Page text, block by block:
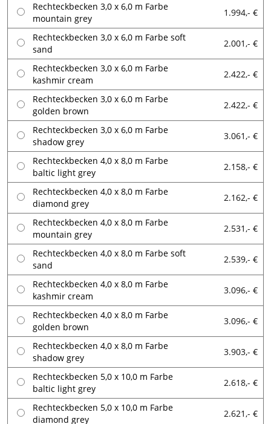
Rechteckbecken 3,0 x 6,0 m Farbe
mountain grey
1.994,- €
Rechteckbecken 3,0 x 6,0 m Farbe soft
sand
2.001,- €
Rechteckbecken 3,0 x 6,0 m Farbe
kashmir cream
2.422,- €
Rechteckbecken 3,0 x 6,0 m Farbe
golden brown
2.422,- €
Rechteckbecken 3,0 x 6,0 m Farbe
shadow grey
3.061,- €
Rechteckbecken 4,0 x 8,0 m Farbe
baltic light grey
2.158,- €
Rechteckbecken 4,0 x 8,0 m Farbe
diamond grey
2.162,- €
Rechteckbecken 4,0 x 8,0 m Farbe
mountain grey
2.531,- €
Rechteckbecken 4,0 x 8,0 m Farbe soft
sand
2.539,- €
Rechteckbecken 4,0 x 8,0 m Farbe
kashmir cream
3.096,- €
Rechteckbecken 4,0 x 8,0 m Farbe
golden brown
3.096,- €
Rechteckbecken 4,0 x 8,0 m Farbe
shadow grey
3.903,- €
Rechteckbecken 5,0 x 10,0 m Farbe
baltic light grey
2.618,- €
Rechteckbecken 5,0 x 10,0 m Farbe
diamond grey
2.621,- €